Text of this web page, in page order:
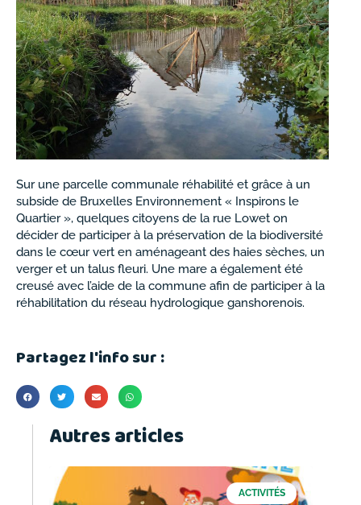
Sur une parcelle communale réhabilité et grâce à un
subside de Bruxelles Environnement « Inspirons le
Quartier », quelques citoyens de la rue Lowet on
décider de participer à la préservation de la biodiversité
dans le cœur vert en aménageant des haies sèches, un
verger et un talus fleuri. Une mare a également été
creusé avec l’aide de la commune afin de participer à la
réhabilitation du réseau hydrologique ganshorenois.
Partagez l'info sur :
Autres articles
ACTIVITÉS